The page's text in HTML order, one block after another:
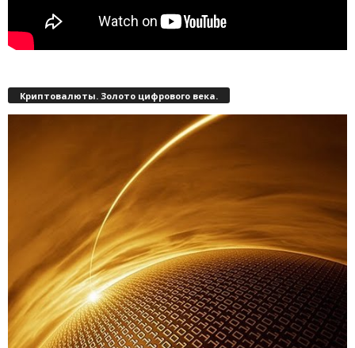
Криптовалюты. Золото цифрового века.